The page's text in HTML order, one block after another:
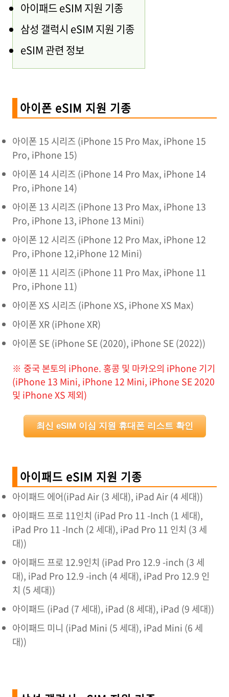
아이패드 eSIM 지원 기종
삼성 갤럭시 eSIM 지원 기종
eSIM 관련 정보
아이폰 eSIM 지원 기종
아이폰 15 시리즈 (iPhone 15 Pro Max, iPhone 15
Pro, iPhone 15)
아이폰 14 시리즈 (iPhone 14 Pro Max, iPhone 14
Pro, iPhone 14)
아이폰 13 시리즈 (iPhone 13 Pro Max, iPhone 13
Pro, iPhone 13, iPhone 13 Mini)
아이폰 12 시리즈 (iPhone 12 Pro Max, iPhone 12
Pro, iPhone 12,iPhone 12 Mini)
아이폰 11 시리즈 (iPhone 11 Pro Max, iPhone 11
Pro, iPhone 11)
아이폰 XS 시리즈 (iPhone XS, iPhone XS Max)
아이폰 XR (iPhone XR)
아이폰 SE (iPhone SE (2020), iPhone SE (2022))
※ 중국 본토의 iPhone. 홍콩 및 마카오의 iPhone 기기
(iPhone 13 Mini, iPhone 12 Mini, iPhone SE 2020
및 iPhone XS 제외)
최신 eSIM 이심 지원 휴대폰 리스트 확인
아이패드 eSIM 지원 기종
아이패드 에어(iPad Air (3 세대), iPad Air (4 세대))
아이패드 프로 11인치 (iPad Pro 11 -Inch (1 세대),
iPad Pro 11 -Inch (2 세대), iPad Pro 11 인치 (3 세
대))
아이패드 프로 12.9인치 (iPad Pro 12.9 -inch (3 세
대), iPad Pro 12.9 -inch (4 세대), iPad Pro 12.9 인
치 (5 세대))
아이패드 (iPad (7 세대), iPad (8 세대), iPad (9 세대))
아이패드 미니 (iPad Mini (5 세대), iPad Mini (6 세
대))